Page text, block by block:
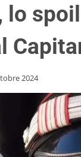
lo
2024